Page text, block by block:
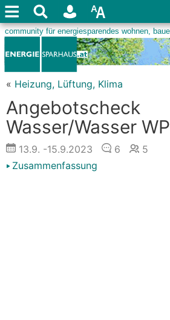
« Heizung, Lüftung, Klima
Angebotscheck
Wasser/Wasser WP
13.9. -15.9.2023 6
5
Zusammenfassung